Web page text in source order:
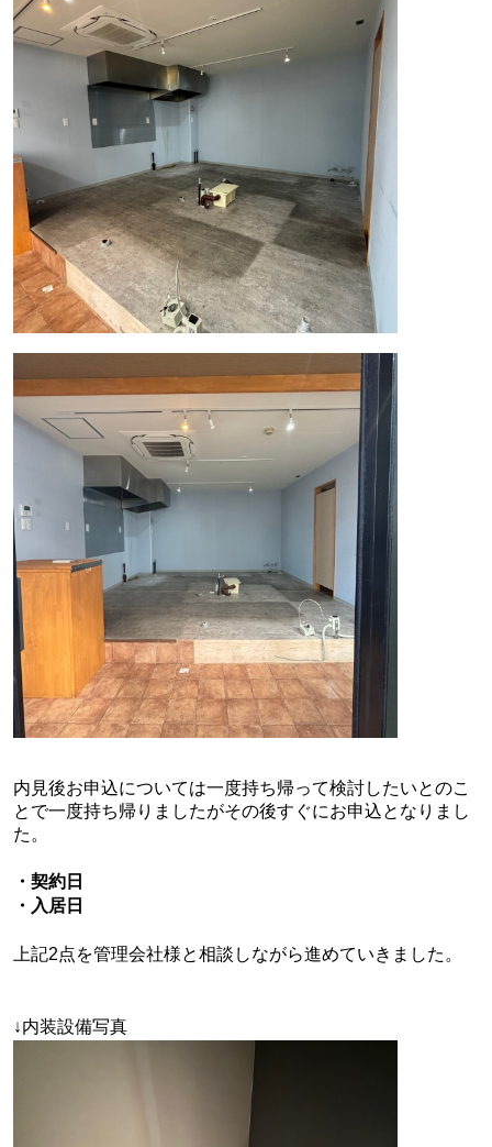
内見後お申込については一度持ち帰って検討したいとのこ
とで一度持ち帰りましたがその後すぐにお申込となりまし
た。
・契約日
・入居日
上記2点を管理会社様と相談しながら進めていきました。
↓内装設備写真